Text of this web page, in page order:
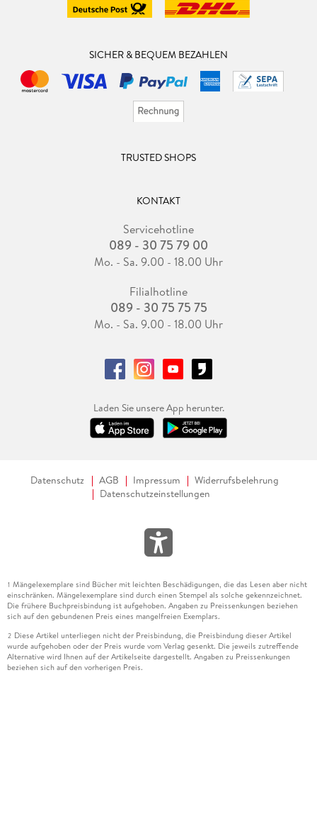
SICHER & BEQUEM BEZAHLEN
TRUSTED SHOPS
KONTAKT
Servicehotline
089 - 30 75 79 00
Mo. - Sa. 9.00 - 18.00 Uhr
Filialhotline
089 - 30 75 75 75
Mo. - Sa. 9.00 - 18.00 Uhr
Laden Sie unsere App herunter.
Datenschutz AGB Impressum
Widerrufsbelehrung
Datenschutzeinstellungen
1 Mängelexemplare sind Bücher mit leichten Beschädigungen, die das Lesen aber nicht
einschränken. Mängelexemplare sind durch einen Stempel als solche gekennzeichnet.
Die frühere Buchpreisbindung ist aufgehoben. Angaben zu Preissenkungen beziehen
sich auf den gebundenen Preis eines mangelfreien Exemplars.
2 Diese Artikel unterliegen nicht der Preisbindung, die Preisbindung dieser Artikel
wurde aufgehoben oder der Preis wurde vom Verlag gesenkt. Die jeweils zutreffende
Alternative wird Ihnen auf der Artikelseite dargestellt. Angaben zu Preissenkungen
beziehen sich auf den vorherigen Preis.